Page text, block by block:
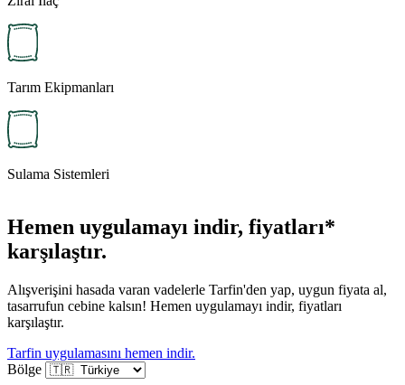
Tarım Ekipmanları
Sulama Sistemleri
Hemen uygulamayı indir, fiyatları*
karşılaştır.
Alışverişini hasada varan vadelerle Tarfin'den yap, uygun fiyata al,
tasarrufun cebine kalsın! Hemen uygulamayı indir, fiyatları
karşılaştır.
Tarfin uygulamasını hemen indir.
Bölge